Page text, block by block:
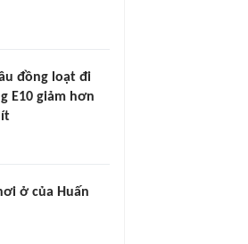
đồng loạt đi
E10 giảm hơn
ở của Huấn